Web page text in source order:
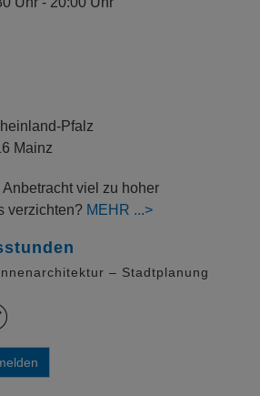
Pfalz
Mainz
viel zu hoher
verzichten? MEHR
– Stadtplanung